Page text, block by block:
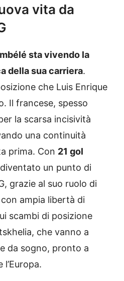
vita da
sta vivendo la
della sua carriera.
che Luis Enrique
Il francese, spesso
la scarsa incisività
una continuità
prima. Con 21 gol
un punto di
grazie al suo ruolo di
ampia libertà di
scambi di posizione
che vanno a
da sogno, pronto a